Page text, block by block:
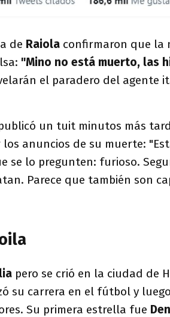
de Raiola confirmaron que la
"Mino no está muerto, las
el paradero del agente
un tuit minutos más
anuncios de su muerte:
se lo pregunten: furioso.
Parece que también son
pero se crió en la ciudad de
su carrera en el fútbol y
Su primera estrella fue